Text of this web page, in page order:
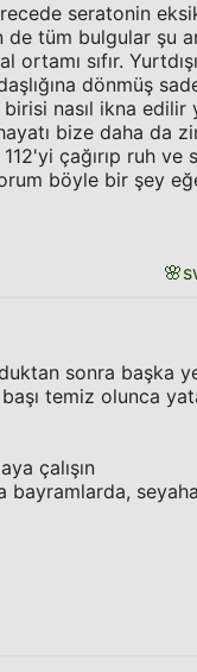
seratonin
de tüm bulgular şu
sıfır.
dönmüş
nasıl ikna
bize daha da
çağırıp ruh ve
böyle bir şey
🌸
sonra başka
temiz olunca
çalışın